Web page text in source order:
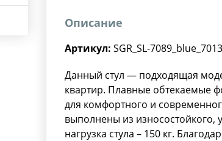
Описание
Артикул: SGR_SL-
Данный стул — подходящая
квартир. Плавные обтекаемые
для комфортного и
выполнены из износостойкого,
нагрузка стула – 150 кг.